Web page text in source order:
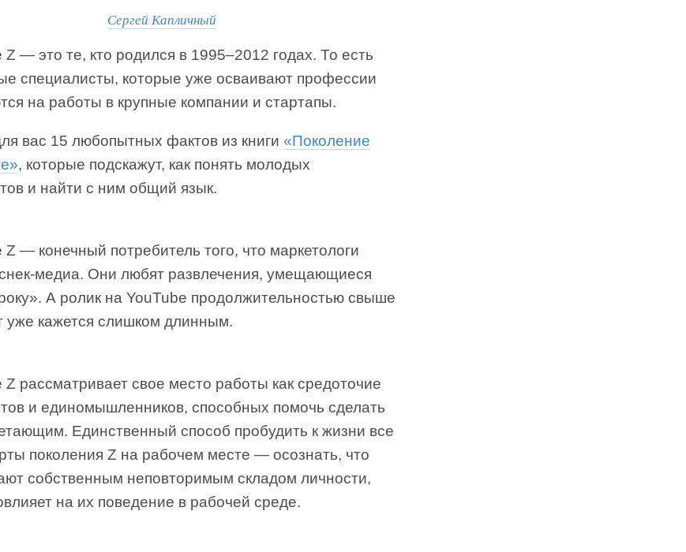
Сергей Капличный
— это те, кто родился в 1995–2012 годах. То есть
специалисты, которые уже осваивают профессии
на работы в крупные компании и стартапы.
вас 15 любопытных фактов из книги «Поколение
, которые подскажут, как понять молодых
и найти с ним общий язык.
— конечный потребитель того, что маркетологи
медиа. Они любят развлечения, умещающиеся
А ролик на YouTube продолжительностью свыше
уже кажется слишком длинным.
рассматривает свое место работы как средоточие
и единомышленников, способных помочь сделать
Единственный способ пробудить к жизни все
поколения Z на рабочем месте — осознать, что
собственным неповторимым складом личности,
на их поведение в рабочей среде.